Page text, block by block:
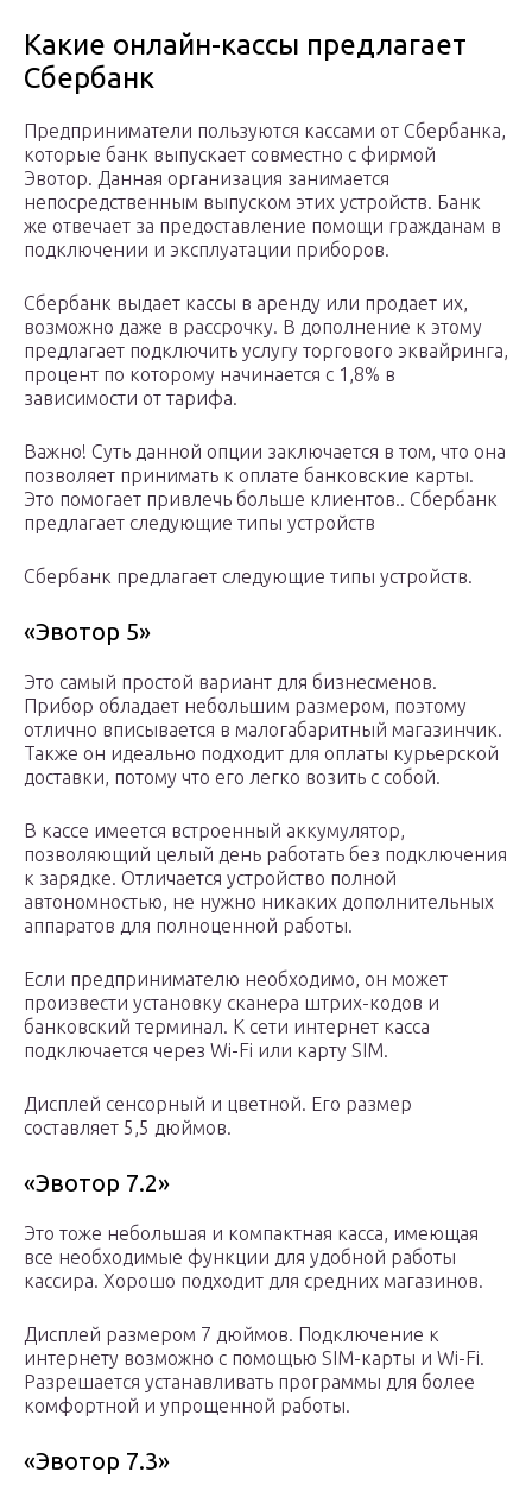
Какие онлайн-кассы предлагает
Сбербанк
Предприниматели пользуются кассами от Сбербанка,
которые банк выпускает совместно с фирмой
Эвотор. Данная организация занимается
непосредственным выпуском этих устройств. Банк
же отвечает за предоставление помощи гражданам в
подключении и эксплуатации приборов.
Сбербанк выдает кассы в аренду или продает их,
возможно даже в рассрочку. В дополнение к этому
предлагает подключить услугу торгового эквайринга,
процент по которому начинается с 1,8% в
зависимости от тарифа.
Важно! Суть данной опции заключается в том, что она
позволяет принимать к оплате банковские карты.
Это помогает привлечь больше клиентов.. Сбербанк
предлагает следующие типы устройств
Сбербанк предлагает следующие типы устройств.
«Эвотор 5»
Это самый простой вариант для бизнесменов.
Прибор обладает небольшим размером, поэтому
отлично вписывается в малогабаритный магазинчик.
Также он идеально подходит для оплаты курьерской
доставки, потому что его легко возить с собой.
В кассе имеется встроенный аккумулятор,
позволяющий целый день работать без подключения
к зарядке. Отличается устройство полной
автономностью, не нужно никаких дополнительных
аппаратов для полноценной работы.
Если предпринимателю необходимо, он может
произвести установку сканера штрих-кодов и
банковский терминал. К сети интернет касса
подключается через Wi-Fi или карту SIM.
Дисплей сенсорный и цветной. Его размер
составляет 5,5 дюймов.
«Эвотор 7.2»
Это тоже небольшая и компактная касса, имеющая
все необходимые функции для удобной работы
кассира. Хорошо подходит для средних магазинов.
Дисплей размером 7 дюймов. Подключение к
интернету возможно с помощью SIM-карты и Wi-Fi.
Разрешается устанавливать программы для более
комфортной и упрощенной работы.
«Эвотор 7.3»